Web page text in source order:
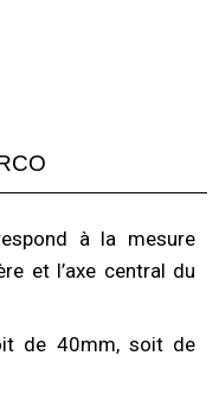
à la mesure
et l’axe central du
de 40mm, soit de